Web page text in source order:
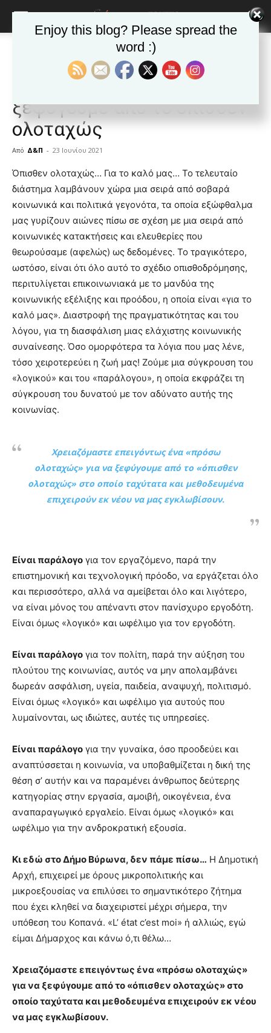
Άρθρα
Άρθρα Δημοφιλή άρθρα
Πρόσω ολοταχώς, για να
ξεφύγουμε από το όπισθεν
ολοταχώς
Από Δ&Π - 23 Ιουνίου 2021
blonde
lesbians
hot
cam
show.desi
xxx
lyons
teaches
you
the
meaning
of
pain.
pornhun
hd
porn
Όπισθεν ολοταχώς… Για το καλό μας… Το τελευταίο
διάστημα λαμβάνουν χώρα μια σειρά από σοβαρά
κοινωνικά και πολιτικά γεγονότα, τα οποία εξώφθαλμα
μας γυρίζουν αιώνες πίσω σε σχέση με μια σειρά από
κοινωνικές κατακτήσεις και ελευθερίες που
θεωρούσαμε (αφελώς) ως δεδομένες. Το τραγικότερο,
ωστόσο, είναι ότι όλο αυτό το σχέδιο οπισθοδρόμησης,
περιτυλίγεται επικοινωνιακά με το μανδύα της
κοινωνικής εξέλιξης και προόδου, η οποία είναι «για το
καλό μας». Διαστροφή της πραγματικότητας και του
λόγου, για τη διασφάλιση μιας ελάχιστης κοινωνικής
συναίνεσης. Όσο ομορφότερα τα λόγια που μας λένε,
τόσο χειροτερεύει η ζωή μας! Ζούμε μια σύγκρουση του
«λογικού» και του «παράλογου», η οποία εκφράζει τη
σύγκρουση του δυνατού με τον αδύνατο αυτής της
κοινωνίας.
Χρειαζόμαστε επειγόντως ένα «πρόσω
ολοταχώς» για να ξεφύγουμε από το «όπισθεν
ολοταχώς» στο οποίο ταχύτατα και μεθοδευμένα
επιχειρούν εκ νέου να μας εγκλωβίσουν.
Είναι παράλογο για τον εργαζόμενο, παρά την
επιστημονική και τεχνολογική πρόοδο, να εργάζεται όλο
και περισσότερο, αλλά να αμείβεται όλο και λιγότερο,
να είναι μόνος του απέναντι στον πανίσχυρο εργοδότη.
Είναι όμως «λογικό» και ωφέλιμο για τον εργοδότη.
Είναι παράλογο για τον πολίτη, παρά την αύξηση του
πλούτου της κοινωνίας, αυτός να μην απολαμβάνει
δωρεάν ασφάλιση, υγεία, παιδεία, αναψυχή, πολιτισμό.
Είναι όμως «λογικό» και ωφέλιμο για αυτούς που
λυμαίνονται, ως ιδιώτες, αυτές τις υπηρεσίες.
Είναι παράλογο για την γυναίκα, όσο προοδεύει και
αναπτύσσεται η κοινωνία, να υποβαθμίζεται η δική της
θέση σ’ αυτήν και να παραμένει άνθρωπος δεύτερης
κατηγορίας στην εργασία, αμοιβή, οικογένεια, ένα
αναπαραγωγικό εργαλείο. Είναι όμως «λογικό» και
ωφέλιμο για την ανδροκρατική εξουσία.
Κι εδώ στο Δήμο Βύρωνα, δεν πάμε πίσω… Η Δημοτική
Αρχή, επιχειρεί με όρους μικροπολιτικής και
μικροεξουσίας να επιλύσει το σημαντικότερο ζήτημα
που έχει κληθεί να διαχειριστεί μέχρι σήμερα, την
υπόθεση του Κοπανά. «L’ état c’est moi» ή αλλιώς, εγώ
είμαι Δήμαρχος και κάνω ό,τι θέλω…
Χρειαζόμαστε επειγόντως ένα «πρόσω ολοταχώς»
για να ξεφύγουμε από το «όπισθεν ολοταχώς» στο
οποίο ταχύτατα και μεθοδευμένα επιχειρούν εκ νέου
να μας εγκλωβίσουν.
Enjoy this blog? Please spread the
word :)